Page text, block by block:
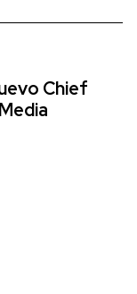
Chief